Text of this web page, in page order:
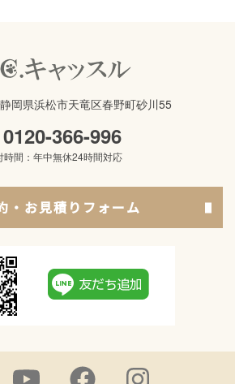
岡県浜松市天竜区春野町砂川55
0120-366-996
時間：年中無休24時間対応
・お見積りフォーム